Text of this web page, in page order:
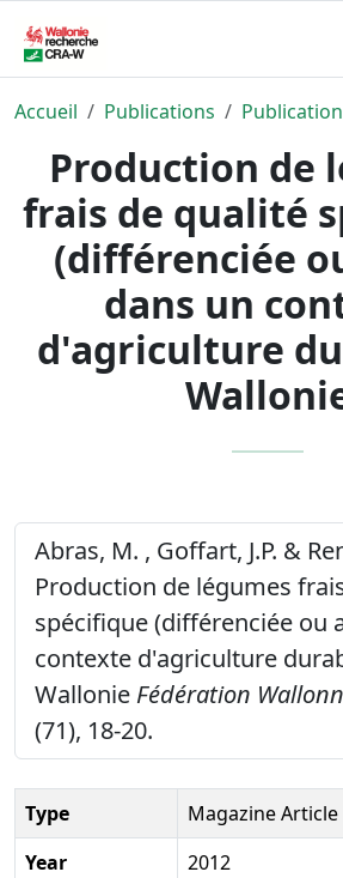
Accueil Publications
Production de
frais de qualité
(différenciée
dans un
d'agriculture
Abras, M. , Goffart, J.P. &
Production de légumes
spécifique (différenciée ou
contexte d'agriculture
Wallonie Fédération
(71), 18-20.
Type
Magazine Article
Year
2012